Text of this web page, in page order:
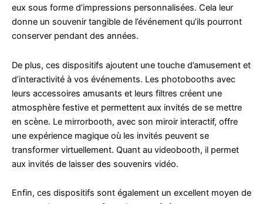
eux sous forme d’impressions personnalisées. Cela leur
donne un souvenir tangible de l’événement qu’ils pourront
conserver pendant des années.
De plus, ces dispositifs ajoutent une touche d’amusement et
d’interactivité à vos événements. Les photobooths avec
leurs accessoires amusants et leurs filtres créent une
atmosphère festive et permettent aux invités de se mettre
en scène. Le mirrorbooth, avec son miroir interactif, offre
une expérience magique où les invités peuvent se
transformer virtuellement. Quant au videobooth, il permet
aux invités de laisser des souvenirs vidéo.
Enfin, ces dispositifs sont également un excellent moyen de